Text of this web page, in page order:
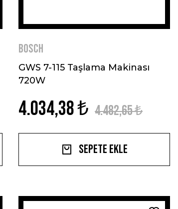
BOSCH
GWS 7-115 Taşlama Makinası
720W
4.034,38 ₺ 4.482,65 ₺
Sepete Ekle